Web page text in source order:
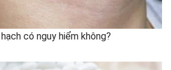
có nguy hiểm không?